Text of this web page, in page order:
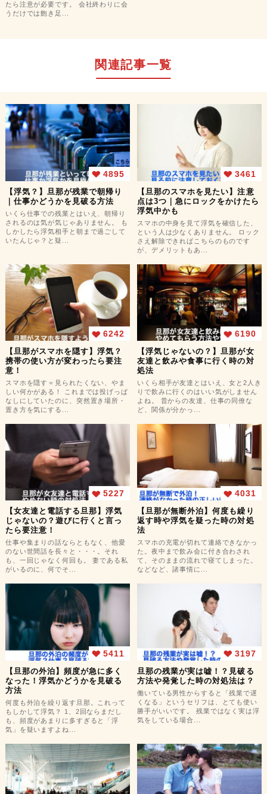
たら注意が必要です。 会社終わりに会
うだけでは飽き足...
関連記事一覧
4895
【浮気？】旦那が残業で朝帰り
｜仕事かどうかを見破る方法
いくら仕事での残業とはいえ、朝帰り
されるのは気が気じゃありません。 も
しかしたら浮気相手と朝まで過ごして
いたんじゃ？と疑...
3461
【旦那のスマホを見たい】注意
点は3つ｜急にロックをかけたら
浮気中かも
スマホの中身を見て浮気を確信した、
という人は少なくありません。 ロック
さえ解除できればこちらのものです
が、デメリットもあ...
6242
【旦那がスマホを隠す】浮気？
携帯の使い方が変わったら要注
意！
スマホを隠す＝見られたくない、やま
しい何かがある！ これまでは投げっぱ
なしにしていたのに、突然置き場所・
置き方を気にする...
6190
【浮気じゃないの？】旦那が女
友達と飲みや食事に行く時の対
処法
いくら相手が友達とはいえ、女と2人き
りで飲みに行くのはいい気がしません
よね。 昔からの友達、仕事の同僚な
ど、関係が分かっ...
5227
【女友達と電話する旦那】浮気
じゃないの？遊びに行くと言っ
たら要注意！
仕事や集まりの話ならともなく、他愛
のない世間話を長々と・・・。それ
も、一回じゃなく何回も。 妻である私
がいるのに、何でそ...
4031
【旦那が無断外泊】何度も繰り
返す時や浮気を疑った時の対処
法
スマホの充電が切れて連絡できなかっ
た。夜中まで飲み会に付き合わされ
て、そのままの流れで寝てしまった。
などなど、諸事情に...
5411
【旦那の外泊】頻度が急に多く
なった！浮気かどうかを見破る
方法
何度も外泊を繰り返す旦那。これって
もしかして浮気？ 1、2回ならまだし
も、頻度があまりに多すぎると「浮
気」を疑いますよね...
3197
旦那の残業が実は嘘！？見破る
方法や発覚した時の対処法は？
働いている男性からすると「残業で遅
くなる」というセリフは、とても使い
勝手がいいです。 残業ではなく実は浮
気をしている場合...